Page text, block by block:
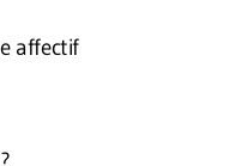
affectif